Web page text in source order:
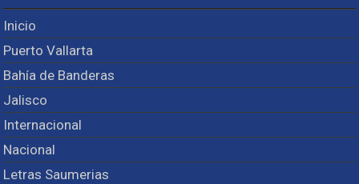
Inicio
Puerto Vallarta
Bahía de Banderas
Jalisco
Internacional
Nacional
Letras Saumerias